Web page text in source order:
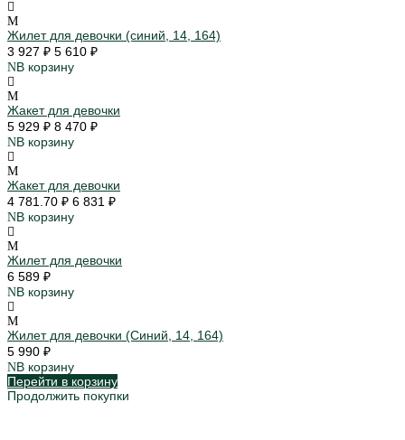
Жилет для девочки (синий, 14, 164)
3 927 ₽ 5 610 ₽
В корзину
Жакет для девочки
5 929 ₽ 8 470 ₽
В корзину
Жакет для девочки
4 781.70 ₽ 6 831 ₽
В корзину
Жилет для девочки
6 589 ₽
В корзину
Жилет для девочки (Синий, 14, 164)
5 990 ₽
В корзину
Перейти в корзину
Продолжить покупки